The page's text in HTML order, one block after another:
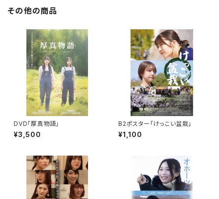
その他の商品
DVD「厚真物語」
¥3,500
B2ポスター「けっこい盆栽」
¥1,100